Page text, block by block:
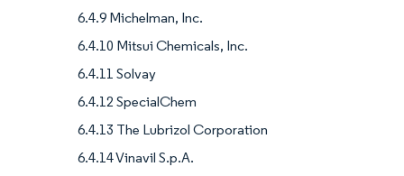
6.4.9 Michelman, Inc.
6.4.10 Mitsui Chemicals, Inc.
6.4.11 Solvay
6.4.12 SpecialChem
6.4.13 The Lubrizol Corporation
6.4.14 Vinavil S.p.A.